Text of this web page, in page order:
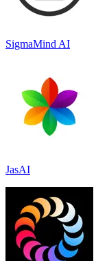
SigmaMind AI
JasAI